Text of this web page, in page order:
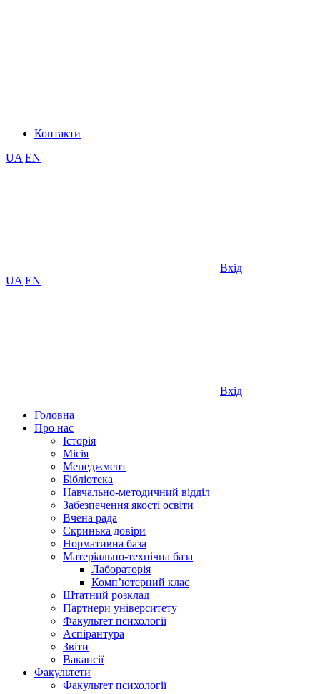
Контакти
UA|EN
Вхід
UA|EN
Вхід
Головна
Про нас
Історія
Місія
Менеджмент
Бібліотека
Навчально-методичний відділ
Забезпечення якості освіти
Вчена рада
Скринька довіри
Нормативна база
Матеріально-технічна база
Лабораторія
Компʼютерний клас
Штатний розклад
Партнери університету
Факультет психології
Аспірантура
Звіти
Вакансії
Факультети
Факультет психології